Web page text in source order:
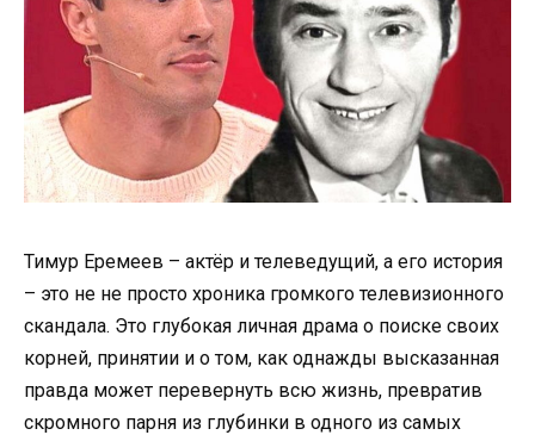
Тимур Еремеев – актёр и телеведущий, а его история
– это не не просто хроника громкого телевизионного
скандала. Это глубокая личная драма о поиске своих
корней, принятии и о том, как однажды высказанная
правда может перевернуть всю жизнь, превратив
скромного парня из глубинки в одного из самых